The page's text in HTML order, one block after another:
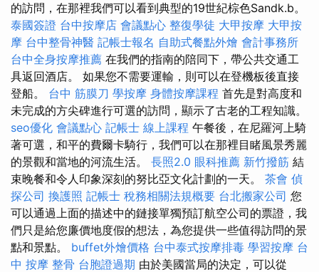
的訪問，在那裡我們可以看到典型的19世紀棕色Sandk.b。
泰國簽證 台中按摩店 會議點心 整復學徒 大甲按摩 大甲按
摩 台中整骨神醫 記帳士報名 自助式餐點外燴 會計事務所
台中全身按摩推薦 在我們的指南的陪同下，帶公共交通工
具返回酒店。 如果您不需要運輸，則可以在登機板後直接
登船。 台中 筋膜刀 學按摩 身體按摩課程 首先是對高度和
未完成的方尖碑進行可選的訪問，顯示了古老的工程知識。
seo優化 會議點心 記帳士 線上課程 午餐後，在尼羅河上騎
著可選，和平的費爾卡騎行，我們可以在那裡目睹風景秀麗
的景觀和當地的河流生活。 長照2.0 眼科推薦 新竹撥筋 結
束晚餐和令人印象深刻的努比亞文化計劃的一天。 茶會 偵
探公司 換護照 記帳士 稅務相關法規概要 台北搬家公司 您
可以通過上面的描述中的鏈接單獨預訂航空公司的票證，我
們只是給您廉價地度假的想法，為您提供一些值得訪問的景
點和景點。 buffet外燴價格 台中泰式按摩排毒 學習按摩 台
中 按摩 整骨 台胞證過期 由於美國當局的決定，可以從